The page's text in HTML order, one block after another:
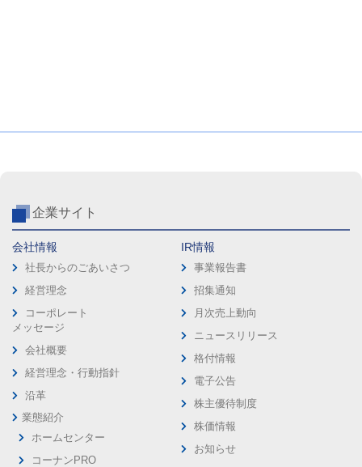
企業サイト
会社情報
社長からのごあいさつ
経営理念
コーポレート
メッセージ
会社概要
経営理念・行動指針
沿革
業態紹介
ホームセンター
コーナンPRO
IR情報
事業報告書
招集通知
月次売上動向
ニュースリリース
格付情報
電子公告
株主優待制度
株価情報
お知らせ